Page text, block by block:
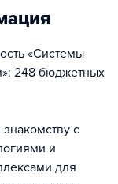
«Системы
248 бюджетных
с
и
для